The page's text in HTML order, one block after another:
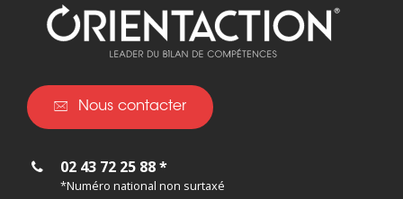
Nous contacter
02 43 72 25 88 *
*Numéro national non surtaxé